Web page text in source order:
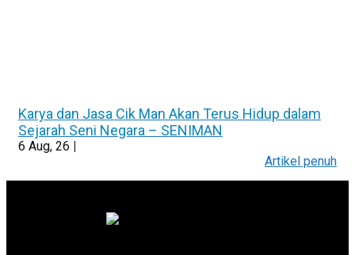
Karya dan Jasa Cik Man Akan Terus Hidup dalam
Sejarah Seni Negara – SENIMAN
6 Aug, 26
Artikel penuh